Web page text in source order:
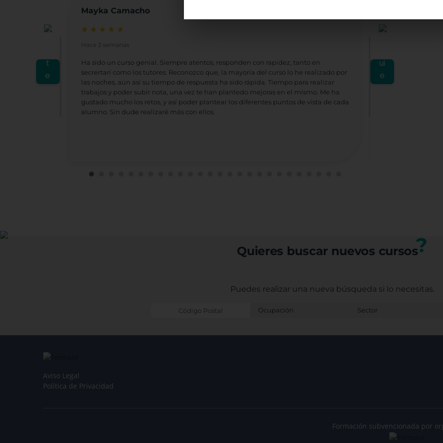
Mayka Camacho
★ ★ ★ ★ ★
Hace 3 semanas
Ha sido un curso genial. Siempre atentos, responden con rapidez, tanto en
secrertarí como los tutores. Reconozco que, la mayoría del curso lo he realizado por
las noches, aún así su tiempo de respuesta ha sido rápida. Tiempo para realizar
trabajos y poder subir nota, una vez te han plantedo mejoras en el mismo. Me ha
gustado mucho los retos, y así poder plantear los diferentes puntos de vista de cada
alumno. Sin dude realizaré más con ellos.
★
Ludoteca:
agradecida. A
Sagrario
Ludoteca,
Quieres buscar nuevos cursos?
Puedes realizar una nueva búsqueda si lo necesitas.
Aviso Legal
Política de Privacidad
Formación subvencionada por